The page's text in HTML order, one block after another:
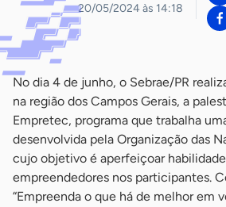
20/05/2024 às 14:18
No dia 4 de junho, o Sebrae/PR
na região dos Campos Gerais, a
Empretec, programa que trabalha
desenvolvida pela Organização das
cujo objetivo é aperfeiçoar
empreendedores nos participantes.
“Empreenda o que há de melhor em